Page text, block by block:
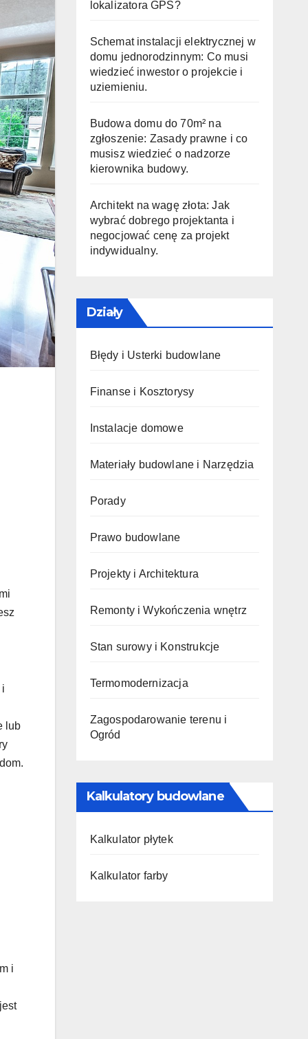
lub
i
lokalizatora GPS?
Schemat instalacji elektrycznej w
domu jednorodzinnym: Co musi
wiedzieć inwestor o projekcie i
uziemieniu.
Budowa domu do 70m² na
zgłoszenie: Zasady prawne i co
musisz wiedzieć o nadzorze
kierownika budowy.
Architekt na wagę złota: Jak
wybrać dobrego projektanta i
negocjować cenę za projekt
indywidualny.
Działy
Błędy i Usterki budowlane
Finanse i Kosztorysy
Instalacje domowe
Materiały budowlane i Narzędzia
Porady
Prawo budowlane
Projekty i Architektura
Remonty i Wykończenia wnętrz
Stan surowy i Konstrukcje
Termomodernizacja
Zagospodarowanie terenu i
Ogród
Kalkulatory budowlane
Kalkulator płytek
Kalkulator farby